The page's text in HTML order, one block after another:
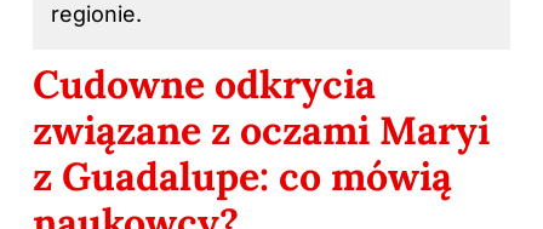
regionie.
Cudowne odkrycia
związane z oczami Maryi
z Guadalupe: co mówią